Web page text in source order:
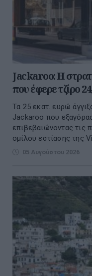
Jackaroo: Η
που έφερε τζίρο
Τα 25 εκατ. ευρώ
Jackaroo που
επιβεβαιώνοντας τις
ομίλου εστίασης της
05 Αυγούστου 2026